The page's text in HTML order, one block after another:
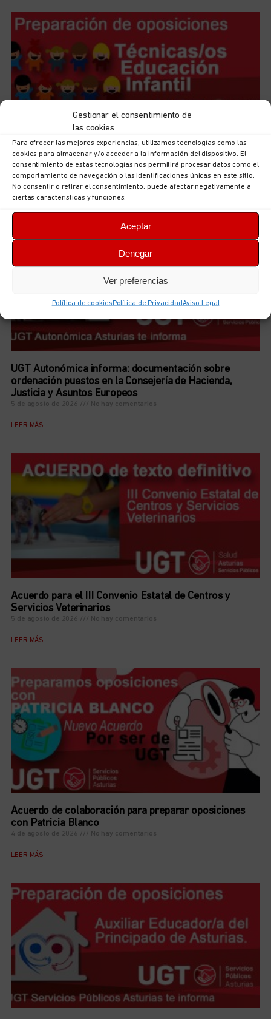
Gestionar el consentimiento de
las cookies
Para ofrecer las mejores experiencias, utilizamos tecnologías como las
cookies para almacenar y/o acceder a la información del dispositivo. El
consentimiento de estas tecnologías nos permitirá procesar datos como el
comportamiento de navegación o las identificaciones únicas en este sitio.
No consentir o retirar el consentimiento, puede afectar negativamente a
ciertas características y funciones.
Aceptar
Denegar
Ver preferencias
Política de cookies Política de PrivacidadAviso Legal
Iniciamos el curso de preparación de las futuras plazas
de Técnicas/os de Educación Infantil, 0-3
5 de agosto de 2026 No hay comentarios
LEER MÁS
UGT Autonómica informa: documentación sobre
ordenación puestos en la Consejería de Hacienda,
Justicia y Asuntos Europeos
5 de agosto de 2026 No hay comentarios
LEER MÁS
Acuerdo para el III Convenio Estatal de Centros y
Servicios Veterinarios
5 de agosto de 2026 No hay comentarios
LEER MÁS
Acuerdo de colaboración para preparar oposiciones
con Patricia Blanco
4 de agosto de 2026 No hay comentarios
LEER MÁS